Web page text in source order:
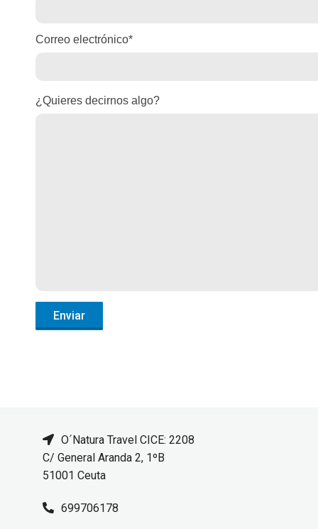
Correo electrónico*
¿Quieres decirnos algo?
O´Natura Travel CICE: 2208
C/ General Aranda 2, 1ºB
51001 Ceuta
699706178